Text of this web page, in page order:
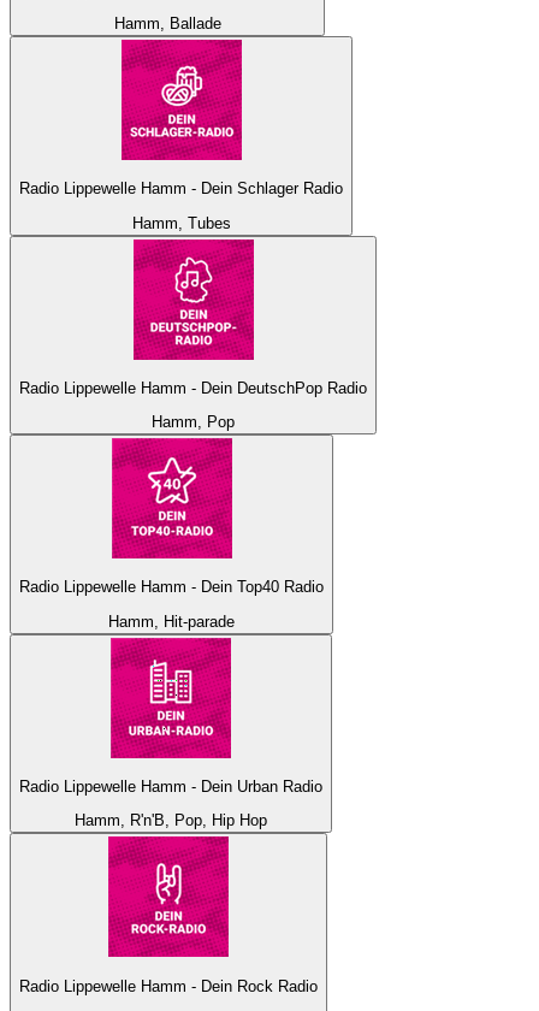
Hamm, Ballade
Radio Lippewelle Hamm - Dein Schlager Radio
Hamm, Tubes
Radio Lippewelle Hamm - Dein DeutschPop Radio
Hamm, Pop
Radio Lippewelle Hamm - Dein Top40 Radio
Hamm, Hit-parade
Radio Lippewelle Hamm - Dein Urban Radio
Hamm, R'n'B, Pop, Hip Hop
Radio Lippewelle Hamm - Dein Rock Radio